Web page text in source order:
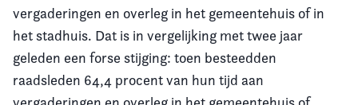
vergaderingen en overleg in het gemeentehuis of in
het stadhuis. Dat is in vergelijking met twee jaar
geleden een forse stijging: toen besteedden
raadsleden 64,4 procent van hun tijd aan